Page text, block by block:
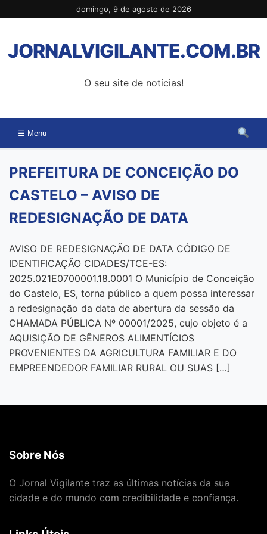
para
conteúdo
domingo, 9 de agosto de 2026
JORNALVIGILANTE.COM.BR
O seu site de notícias!
☰ Menu
PREFEITURA DE CONCEIÇÃO DO
CASTELO – AVISO DE
REDESIGNAÇÃO DE DATA
AVISO DE REDESIGNAÇÃO DE DATA CÓDIGO DE
IDENTIFICAÇÃO CIDADES/TCE-ES:
2025.021E0700001.18.0001 O Município de Conceição
do Castelo, ES, torna público a quem possa interessar
a redesignação da data de abertura da sessão da
CHAMADA PÚBLICA Nº 00001/2025, cujo objeto é a
AQUISIÇÃO DE GÊNEROS ALIMENTÍCIOS
PROVENIENTES DA AGRICULTURA FAMILIAR E DO
EMPREENDEDOR FAMILIAR RURAL OU SUAS […]
Sobre Nós
O Jornal Vigilante traz as últimas notícias da sua
cidade e do mundo com credibilidade e confiança.